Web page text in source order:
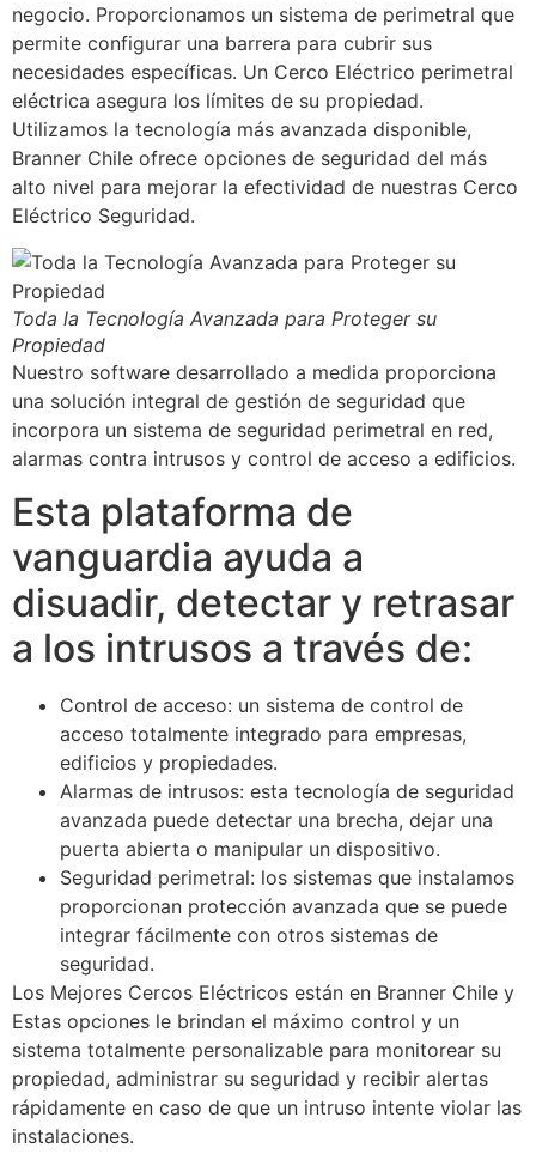
negocio. Proporcionamos un sistema de perimetral que
permite configurar una barrera para cubrir sus
necesidades específicas. Un Cerco Eléctrico perimetral
eléctrica asegura los límites de su propiedad.
Utilizamos la tecnología más avanzada disponible,
Branner Chile ofrece opciones de seguridad del más
alto nivel para mejorar la efectividad de nuestras Cerco
Eléctrico Seguridad.
Toda la Tecnología Avanzada para Proteger su
Propiedad
Nuestro software desarrollado a medida proporciona
una solución integral de gestión de seguridad que
incorpora un sistema de seguridad perimetral en red,
alarmas contra intrusos y control de acceso a edificios.
Esta plataforma de
vanguardia ayuda a
disuadir, detectar y retrasar
a los intrusos a través de:
Control de acceso: un sistema de control de
acceso totalmente integrado para empresas,
edificios y propiedades.
Alarmas de intrusos: esta tecnología de seguridad
avanzada puede detectar una brecha, dejar una
puerta abierta o manipular un dispositivo.
Seguridad perimetral: los sistemas que instalamos
proporcionan protección avanzada que se puede
integrar fácilmente con otros sistemas de
seguridad.
Los Mejores Cercos Eléctricos están en Branner Chile y
Estas opciones le brindan el máximo control y un
sistema totalmente personalizable para monitorear su
propiedad, administrar su seguridad y recibir alertas
rápidamente en caso de que un intruso intente violar las
instalaciones.